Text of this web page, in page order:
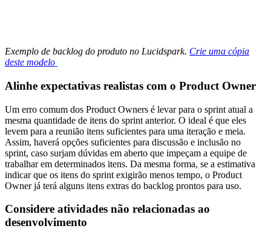
Exemplo de backlog do produto no Lucidspark. Crie uma cópia
deste modelo
Alinhe expectativas realistas com o Product Owner
Um erro comum dos Product Owners é levar para o sprint atual a
mesma quantidade de itens do sprint anterior. O ideal é que eles
levem para a reunião itens suficientes para uma iteração e meia.
Assim, haverá opções suficientes para discussão e inclusão no
sprint, caso surjam dúvidas em aberto que impeçam a equipe de
trabalhar em determinados itens. Da mesma forma, se a estimativa
indicar que os itens do sprint exigirão menos tempo, o Product
Owner já terá alguns itens extras do backlog prontos para uso.
Considere atividades não relacionadas ao
desenvolvimento